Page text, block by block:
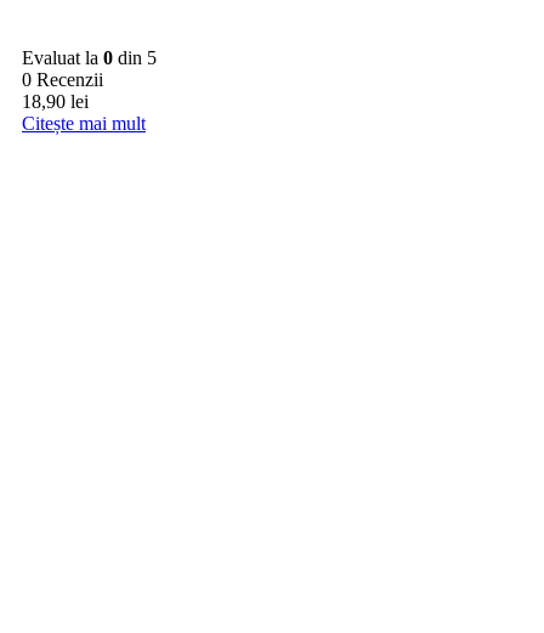
Evaluat la 0 din 5
0 Recenzii
18,90 lei
Citește mai mult